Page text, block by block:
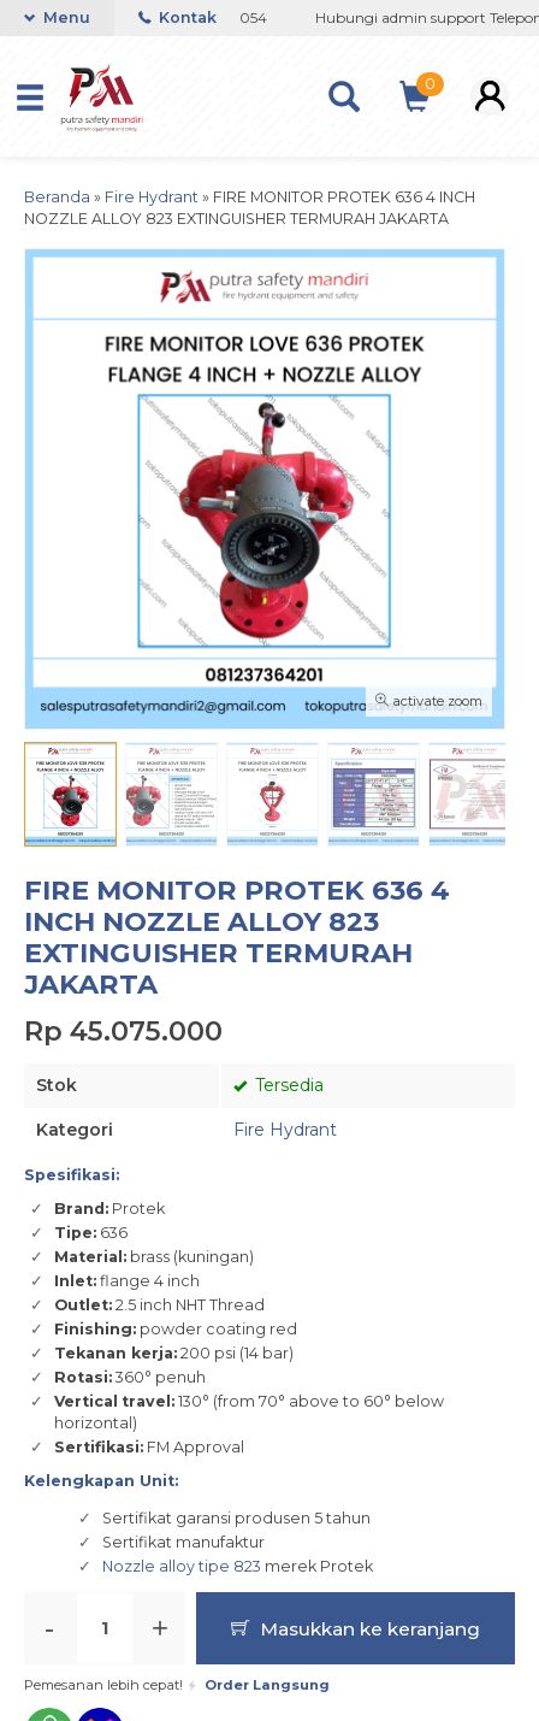
/ 081237364201 / 081290691054 Hubungi admin support Telepon
Menu Kontak
0
Beranda » Fire Hydrant » FIRE MONITOR PROTEK 636 4 INCH
NOZZLE ALLOY 823 EXTINGUISHER TERMURAH JAKARTA
activate zoom
FIRE MONITOR PROTEK 636 4
INCH NOZZLE ALLOY 823
EXTINGUISHER TERMURAH
JAKARTA
Rp 45.075.000
Stok Tersedia
Kategori Fire Hydrant
Spesifikasi:
Brand: Protek
Tipe: 636
Material: brass (kuningan)
Inlet: flange 4 inch
Outlet: 2.5 inch NHT Thread
Finishing: powder coating red
Tekanan kerja: 200 psi (14 bar)
Rotasi:360° penuh
Vertical travel: 130° (from 70° above to 60° below
horizontal)
Sertifikasi: FM Approval
Kelengkapan Unit:
Sertifikat garansi produsen 5 tahun
Sertifikat manufaktur
Nozzle alloy tipe 823 merek Protek
- + Masukkan ke keranjang
Pemesanan lebih cepat! Order Langsung